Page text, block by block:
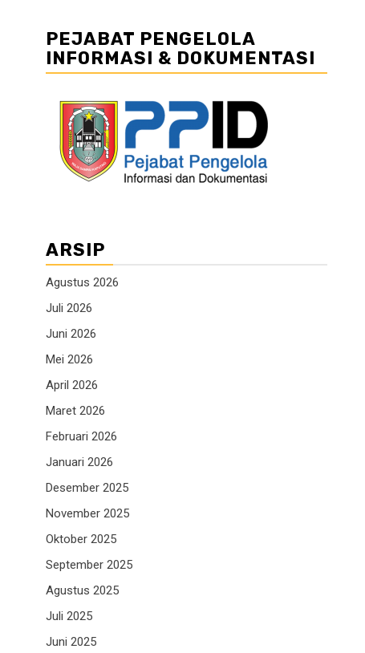
PEJABAT PENGELOLA
INFORMASI & DOKUMENTASI
ARSIP
Agustus 2026
Juli 2026
Juni 2026
Mei 2026
April 2026
Maret 2026
Februari 2026
Januari 2026
Desember 2025
November 2025
Oktober 2025
September 2025
Agustus 2025
Juli 2025
Juni 2025